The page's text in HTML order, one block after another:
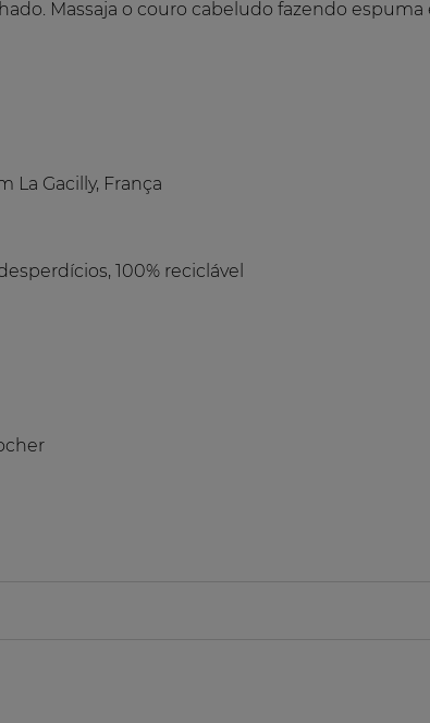
Massaja o couro cabeludo fazendo espuma
La Gacilly, França
100% reciclável